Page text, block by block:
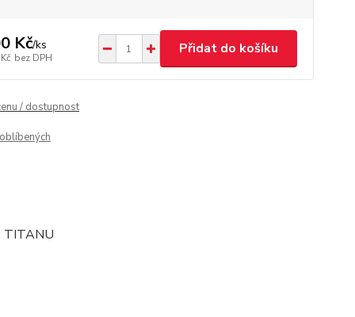
Kč/ks
bez DPH
Přidat do košíku
/ dostupnost
TITANU